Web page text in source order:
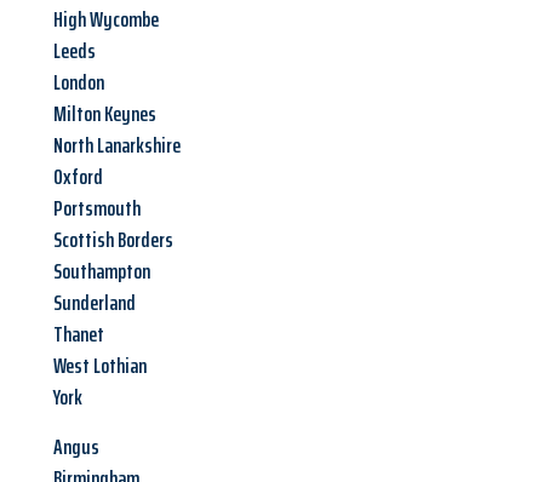
High Wycombe
Leeds
London
Milton Keynes
North Lanarkshire
Oxford
Portsmouth
Scottish Borders
Southampton
Sunderland
Thanet
West Lothian
York
Angus